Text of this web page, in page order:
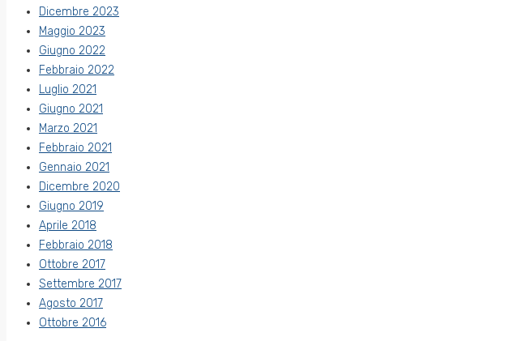
Dicembre 2023
Maggio 2023
Giugno 2022
Febbraio 2022
Luglio 2021
Giugno 2021
Marzo 2021
Febbraio 2021
Gennaio 2021
Dicembre 2020
Giugno 2019
Aprile 2018
Febbraio 2018
Ottobre 2017
Settembre 2017
Agosto 2017
Ottobre 2016